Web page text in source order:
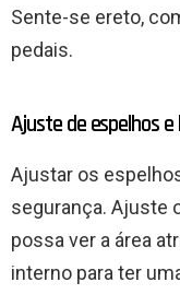
Sente-se ereto,
pedais.
Ajuste de espelhos e
Ajustar os
segurança. Ajuste
possa ver a área
interno para ter